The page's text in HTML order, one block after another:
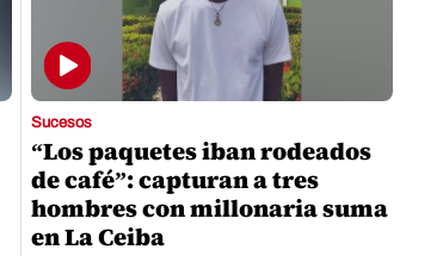
Sucesos
“Los paquetes iban rodeados
de café”: capturan a tres
hombres con millonaria suma
en La Ceiba